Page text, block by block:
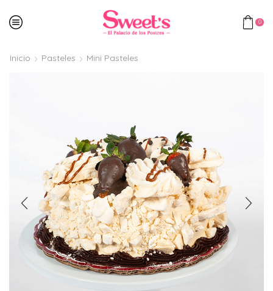
0
Inicio Pasteles Mini Pasteles